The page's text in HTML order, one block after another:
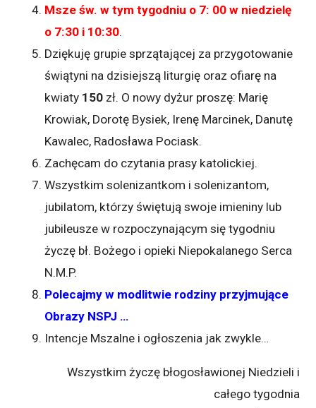
Msze św. w tym tygodniu o 7: 00 w niedzielę
o 7:30 i 10:30.
Dziękuję grupie sprzątającej za przygotowanie
świątyni na dzisiejszą liturgię oraz ofiarę na
kwiaty 150 zł. O nowy dyżur proszę: Marię
Krowiak, Dorotę Bysiek, Irenę Marcinek, Danutę
Kawalec, Radosława Pociask.
Zachęcam do czytania prasy katolickiej.
Wszystkim solenizantkom i solenizantom,
jubilatom, którzy świętują swoje imieniny lub
jubileusze w rozpoczynającym się tygodniu
życzę bł. Bożego i opieki Niepokalanego Serca
N.M.P.
Polecajmy w modlitwie rodziny przyjmujące
Obrazy NSPJ …
Intencje Mszalne i ogłoszenia jak zwykle…
Wszystkim życzę błogosławionej Niedzieli i
całego tygodnia